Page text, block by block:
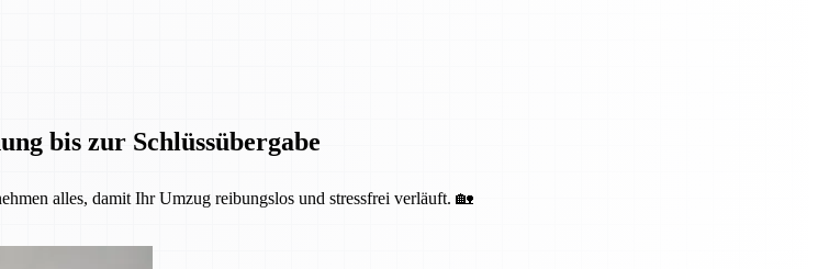
bis zur Schlüssübergabe
alles, damit Ihr Umzug reibungslos und stressfrei verläuft. 🏡